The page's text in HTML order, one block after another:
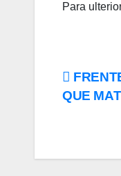
Para
QUE